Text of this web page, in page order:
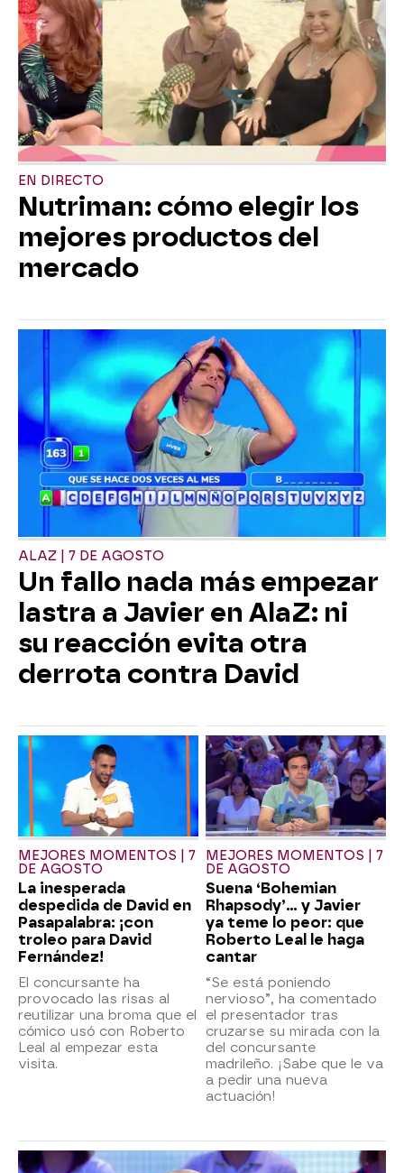
EN DIRECTO
Nutriman: cómo elegir los
mejores productos del
mercado
ALAZ | 7 DE AGOSTO
Un fallo nada más empezar
lastra a Javier en AlaZ: ni
su reacción evita otra
derrota contra David
MEJORES MOMENTOS | 7
DE AGOSTO
La inesperada
despedida de David en
Pasapalabra: ¡con
troleo para David
Fernández!
El concursante ha
provocado las risas al
reutilizar una broma que el
cómico usó con Roberto
Leal al empezar esta
visita.
MEJORES MOMENTOS | 7
DE AGOSTO
Suena ‘Bohemian
Rhapsody’... y Javier
ya teme lo peor: que
Roberto Leal le haga
cantar
“Se está poniendo
nervioso”, ha comentado
el presentador tras
cruzarse su mirada con la
del concursante
madrileño. ¡Sabe que le va
a pedir una nueva
actuación!